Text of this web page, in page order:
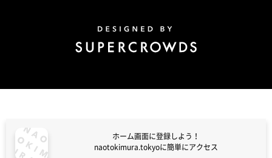
ホーム画面に登録しよう！
naotokimura.tokyoに簡単にアクセス